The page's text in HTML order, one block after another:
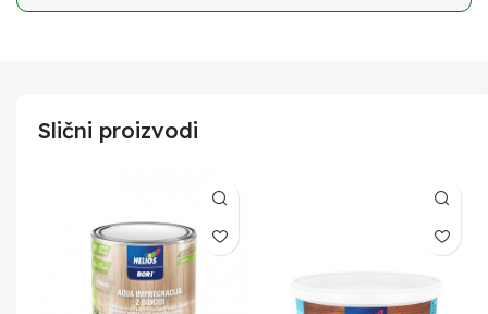
Slični proizvodi